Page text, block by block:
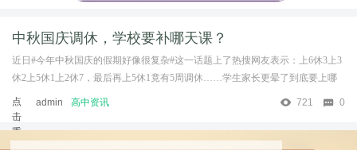
中秋国庆调休，学校要补哪天课？
近日#今年中秋国庆的假期好像很复杂#这一话题上了热搜网友表示：上6休3上3
休2上5休1上2休7，最后再上5休1竟有5周调休……学生家长更晕了到底要上哪
天课？注意 ：根据《国务院关于批转交通运输部等部门重大节假日免收 ...……
点
击
重
admin 高中资讯 721 0